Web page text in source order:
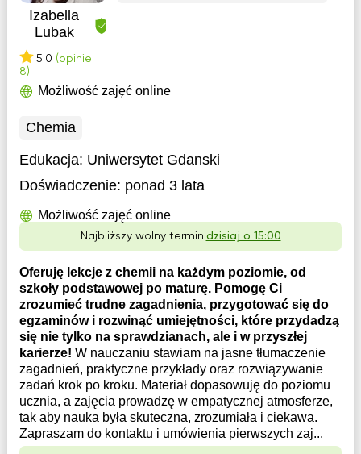
Izabella
Lubak
5.0 (opinie:
8)
Możliwość zajęć online
Chemia
Edukacja: Uniwersytet Gdanski
Doświadczenie: ponad 3 lata
Możliwość zajęć online
Najbliższy wolny termin:dzisiaj o 15:00
Oferuję lekcje z chemii na każdym poziomie, od
szkoły podstawowej po maturę. Pomogę Ci
zrozumieć trudne zagadnienia, przygotować się do
egzaminów i rozwinąć umiejętności, które przydadzą
się nie tylko na sprawdzianach, ale i w przyszłej
karierze! W nauczaniu stawiam na jasne tłumaczenie
zagadnień, praktyczne przykłady oraz rozwiązywanie
zadań krok po kroku. Materiał dopasowuję do poziomu
ucznia, a zajęcia prowadzę w empatycznej atmosferze,
tak aby nauka była skuteczna, zrozumiała i ciekawa.
Zapraszam do kontaktu i umówienia pierwszych zaj...